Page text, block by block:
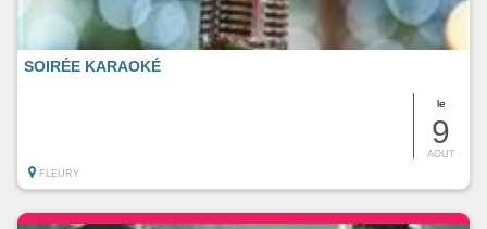
le
9
AOUT
SOIRÉE KARAOKÉ
FLEURY